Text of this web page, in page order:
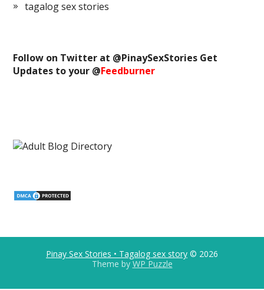
tagalog sex stories
Follow on Twitter at @PinaySexStories Get
Updates to your @Feedburner
Pinay Sex Stories • Tagalog sex story © 2026
Theme by WP Puzzle